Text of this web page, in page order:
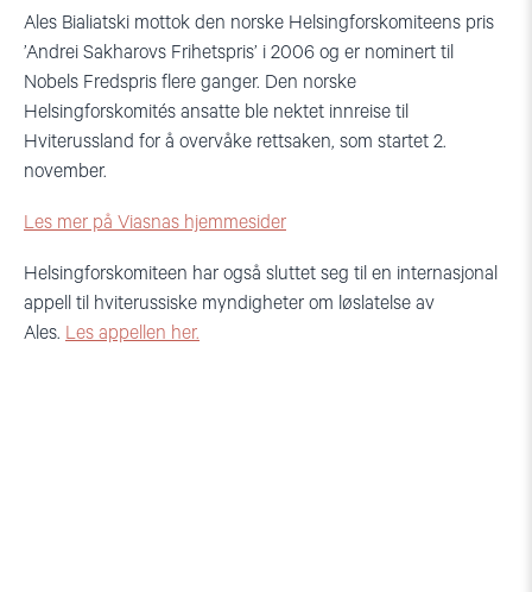
Ales Bialiatski mottok den norske Helsingforskomiteens pris
’Andrei Sakharovs Frihetspris’ i 2006 og er nominert til
Nobels Fredspris flere ganger. Den norske
Helsingforskomités ansatte ble nektet innreise til
Hviterussland for å overvåke rettsaken, som startet 2.
november.
Les mer på Viasnas hjemmesider
Helsingforskomiteen har også sluttet seg til en internasjonal
appell til hviterussiske myndigheter om løslatelse av
Ales. Les appellen her.